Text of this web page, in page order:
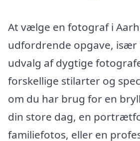
At vælge en fotograf i
udfordrende opgave, især
udvalg af dygtige
forskellige stilarter og
om du har brug for en
din store dag, en
familiefotos, eller en